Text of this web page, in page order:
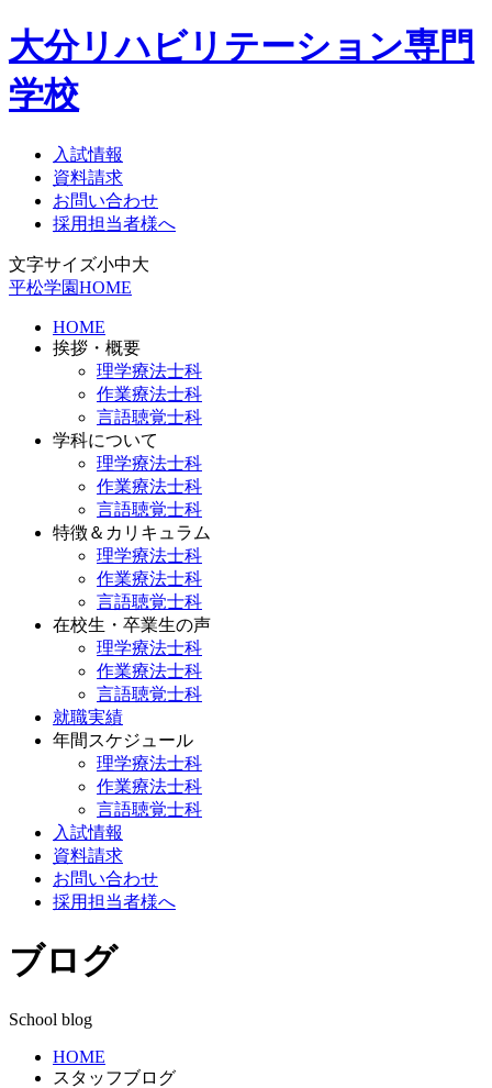
大分リハビリテーション専門
学校
入試情報
資料請求
お問い合わせ
採用担当者様へ
文字サイズ小中大
平松学園HOME
HOME
挨拶・概要
理学療法士科
作業療法士科
言語聴覚士科
学科について
理学療法士科
作業療法士科
言語聴覚士科
特徴＆カリキュラム
理学療法士科
作業療法士科
言語聴覚士科
在校生・卒業生の声
理学療法士科
作業療法士科
言語聴覚士科
就職実績
年間スケジュール
理学療法士科
作業療法士科
言語聴覚士科
入試情報
資料請求
お問い合わせ
採用担当者様へ
ブログ
School blog
HOME
スタッフブログ